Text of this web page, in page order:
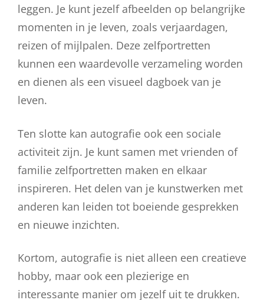
leggen. Je kunt jezelf afbeelden op belangrijke
momenten in je leven, zoals verjaardagen,
reizen of mijlpalen. Deze zelfportretten
kunnen een waardevolle verzameling worden
en dienen als een visueel dagboek van je
leven.
Ten slotte kan autografie ook een sociale
activiteit zijn. Je kunt samen met vrienden of
familie zelfportretten maken en elkaar
inspireren. Het delen van je kunstwerken met
anderen kan leiden tot boeiende gesprekken
en nieuwe inzichten.
Kortom, autografie is niet alleen een creatieve
hobby, maar ook een plezierige en
interessante manier om jezelf uit te drukken.